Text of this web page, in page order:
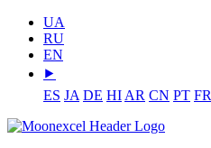
UA
RU
EN
⯈
ES JA DE HI AR CN PT FR